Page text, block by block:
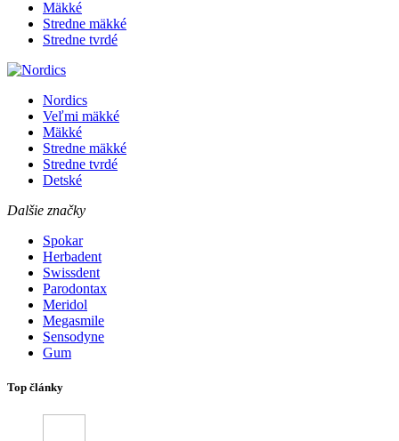
Mäkké
Stredne mäkké
Stredne tvrdé
Nordics
Veľmi mäkké
Mäkké
Stredne mäkké
Stredne tvrdé
Detské
Dalšie značky
Spokar
Herbadent
Swissdent
Parodontax
Meridol
Megasmile
Sensodyne
Gum
Top články